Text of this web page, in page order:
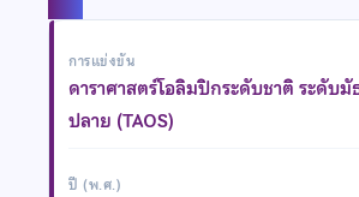
การแข่งขัน
ดาราศาสตร์โอลิมปิกระดับชาติ ระดับ
ปลาย (TAOS)
ปี (พ.ศ.)